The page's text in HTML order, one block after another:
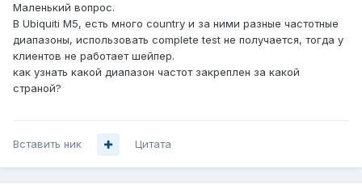
Маленький вопрос.
В Ubiquiti M5, есть много country и за ними разные частотные
диапазоны, использовать complete test не получается, тогда у
клиентов не работает шейпер.
как узнать какой диапазон частот закреплен за какой
страной?
Вставить ник Цитата